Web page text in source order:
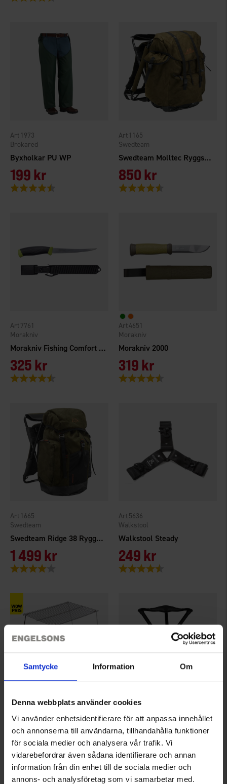
Samtycke Information Om
Denna webbplats använder cookies
Vi använder enhetsidentifierare för att anpassa innehållet
och annonserna till användarna, tillhandahålla funktioner
för sociala medier och analysera vår trafik. Vi
vidarebefordrar även sådana identifierare och annan
information från din enhet till de sociala medier och
annons- och analysföretag som vi samarbetar med.
Byxholkar PU WP
Brokared
1973
199 kr
Betyg:
Swedteam Molltec Ryggsäck
Swedteam
1165
850 kr
Betyg:
Morakniv Fishing Comfort Filé 155
Morakniv
7761
325 kr
Betyg:
Morakniv 2000
Morakniv
4651
319 kr
Betyg:
Swedteam Ridge 38 Ryggsäck Grön
Swedteam
1665
1 499 kr
Betyg:
Walkstool Steady
Walkstool
5636
249 kr
Betyg:
Grillgaller
Briv
8850
149 kr
Betyg: 4.5 utav 5 stjärnor
Walkstool Comfort 55cm
Walkstool
5633
949 kr
Betyg: 4.8 utav 5 stjärnor